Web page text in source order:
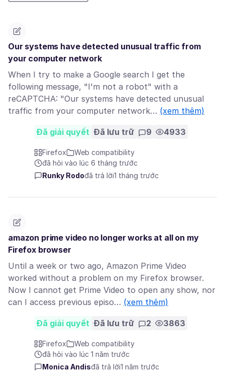
Our systems have detected unusual traffic from
your computer network
When I try to make a Google search I get the
following message, "I'm not a robot" with a
reCAPTCHA: "Our systems have detected unusual
traffic from your computer network… (xem thêm)
Đã giải quyết Đã lưu trữ 9 4933
Firefox
Web compatibility
đã hỏi vào lúc 6 tháng trước
Runky Rodođã trả lời1 tháng trước
amazon prime video no longer works at all on my
Firefox browser
Until a week or two ago, Amazon Prime Video
worked without a problem on my Firefox browser.
Now I cannot get Prime Video to open any show, nor
can I access previous episo… (xem thêm)
Đã giải quyết Đã lưu trữ 2 3863
Firefox
Web compatibility
đã hỏi vào lúc 1 năm trước
Monica Andisđã trả lời1 năm trước